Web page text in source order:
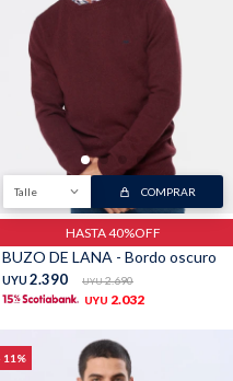
Talle COMPRAR
HASTA 40%OFF
BUZO DE LANA - Bordo oscuro
UYU 2.390 UYU 2.690
UYU 2.032
11
Trajes
Calzado
Accesorios